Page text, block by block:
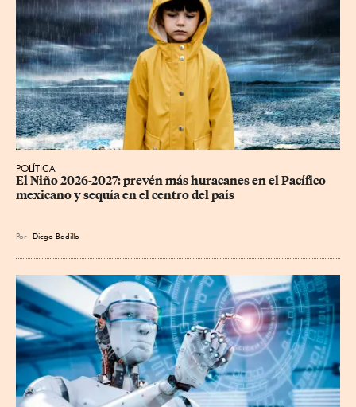
POLÍTICA
El Niño 2026-2027: prevén más huracanes en el Pacífico
mexicano y sequía en el centro del país
Por Diego Badillo